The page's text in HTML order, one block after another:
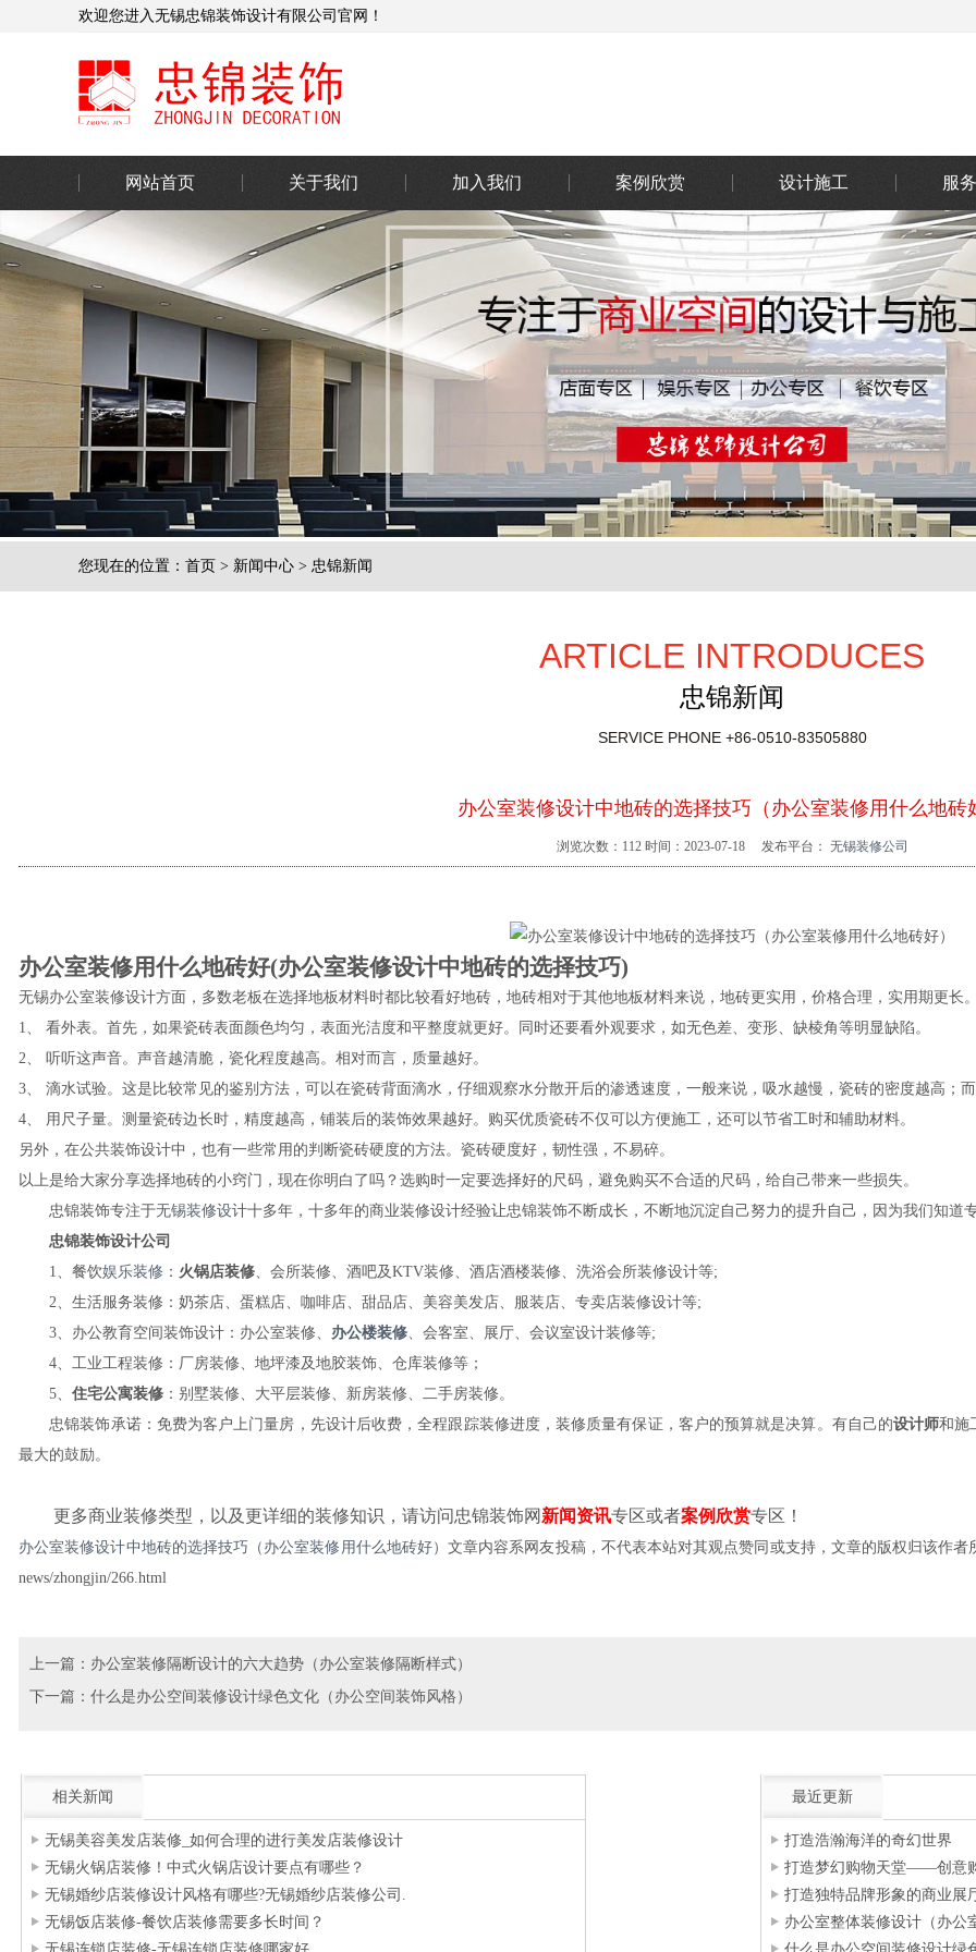
欢迎您进入无锡忠锦装饰设计有限公司官网！
网站首页 关于我们 加入我们 案例欣赏 设计施工 服
您现在的位置： 首页 > 新闻中心 > 忠锦新闻
ARTICLE INTRODUCES
忠锦新闻
SERVICE PHONE +86-0510-83505880
办公室装修设计中地砖的选择技巧（办公室装修用什么地砖
浏览次数： 112 时间：2023-07-18 发布平台： 无锡装修公司
办公室装修用什么地砖好(办公室装修设计中地砖的选择技巧)
无锡办公室装修设计方面，多数老板在选择地板材料时都比较看好地砖，地砖相对于其他地板材料来说，地砖更实用，价格合理，实用期更长
1、 看外表。首先，如果瓷砖表面颜色均匀，表面光洁度和平整度就更好。同时还要看外观要求，如无色差、变形、缺棱角等明显缺陷。
2、 听听这声音。声音越清脆，瓷化程度越高。相对而言，质量越好。
3、 滴水试验。这是比较常见的鉴别方法，可以在瓷砖背面滴水，仔细观察水分散开后的渗透速度，一般来说，吸水越慢，瓷砖的密度越高；
4、 用尺子量。测量瓷砖边长时，精度越高，铺装后的装饰效果越好。购买优质瓷砖不仅可以方便施工，还可以节省工时和辅助材料。
另外，在公共装饰设计中，也有一些常用的判断瓷砖硬度的方法。瓷砖硬度好，韧性强，不易碎。
以上是给大家分享选择地砖的小窍门，现在你明白了吗？选购时一定要选择好的尺码，避免购买不合适的尺码，给自己带来一些损失。
忠锦装饰专注于无锡装修设计十多年，十多年的商业装修设计经验让忠锦装饰不断成长，不断地沉淀自己努力的提升自己，因为我们知道
忠锦装饰设计公司
1、餐饮娱乐装修 ： 火锅店装修、会所装修、酒吧及KTV装修、酒店酒楼装修、洗浴会所装修设计等;
2、生活服务装修：奶茶店、蛋糕店、咖啡店、甜品店、美容美发店、服装店、专卖店装修设计等;
3、办公教育空间装饰设计：办公室装修、 办公楼装修、会客室、展厅、会议室设计装修等;
4、工业工程装修：厂房装修、地坪漆及地胶装饰、仓库装修等；
5、 住宅公寓装修 ：别墅装修、大平层装修、新房装修、二手房装修。
忠锦装饰承诺：免费为客户上门量房，先设计后收费，全程跟踪装修进度，装修质量有保证，客户的预算就是决算。有自己的设计师和施
最大的鼓励。
更多商业装修类型，以及更详细的装修知识，请访问忠锦装饰网 新闻资讯专区或者案例欣赏专区！
办公室装修设计中地砖的选择技巧（办公室装修用什么地砖好）文章内容系网友投稿，不代表本站对其观点赞同或支持，文章的版权归该作
news/zhongjin/266.html
上一篇： 办公室装修隔断设计的六大趋势（办公室装修隔断样式）
下一篇： 什么是办公空间装修设计绿色文化（办公空间装饰风格）
相关新闻
无锡美容美发店装修_如何合理的进行美发店装修设计
无锡火锅店装修！中式火锅店设计要点有哪些？
无锡婚纱店装修设计风格有哪些?无锡婚纱店装修公司.
无锡饭店装修-餐饮店装修需要多长时间？
最近更新
打造浩瀚海洋的奇幻世界
打造梦幻购物天堂——创意
打造独特品牌形象的商业展
办公室整体装修设计（办公